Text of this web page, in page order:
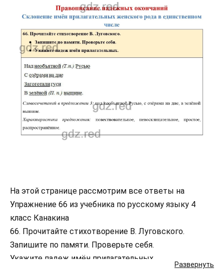
Развернуть
На этой странице рассмотрим все ответы на
Упражнение 66 из учебника по русскому языку 4
класс Канакина
66. Прочитайте стихотворение В. Луговского.
Запишите по памяти. Проверьте себя.
Укажите падеж имён прилагательных.